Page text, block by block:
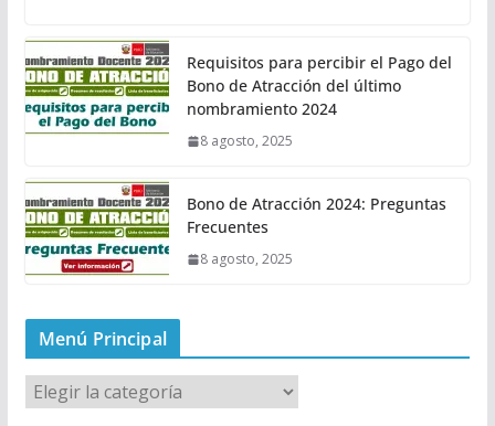
Requisitos para percibir el Pago del
Bono de Atracción del último
nombramiento 2024
8 agosto, 2025
Bono de Atracción 2024: Preguntas
Frecuentes
8 agosto, 2025
Menú Principal
M